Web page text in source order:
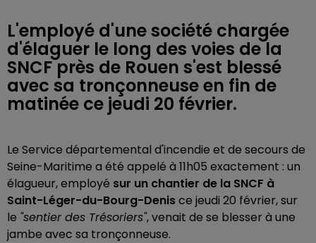
L'employé d'une société chargée
d'élaguer le long des voies de la
SNCF près de Rouen s'est blessé
avec sa tronçonneuse en fin de
matinée ce jeudi 20 février.
Le Service départemental d'incendie et de secours de
Seine-Maritime a été appelé à 11h05 exactement : un
élagueur, employé sur un chantier de la SNCF à
Saint-Léger-du-Bourg-Denisce jeudi 20 février, sur
le "sentier des Trésoriers", venait de se blesser à une
jambe avec sa tronçonneuse.